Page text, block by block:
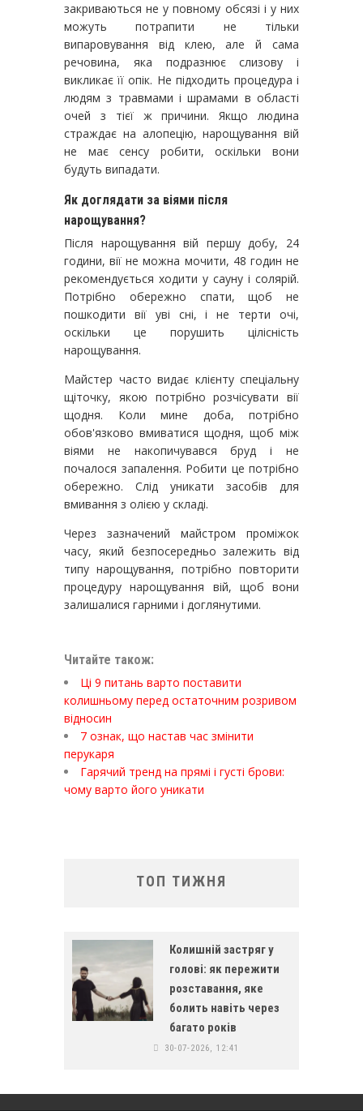
закриваються не у повному обсязі і у них
можуть потрапити не тільки
випаровування від клею, але й сама
речовина, яка подразнює слизову і
викликає її опік. Не підходить процедура і
людям з травмами і шрамами в області
очей з тієї ж причини. Якщо людина
страждає на алопецію, нарощування вій
не має сенсу робити, оскільки вони
будуть випадати.
Як доглядати за віями після
нарощування?
Після нарощування вій першу добу, 24
години, вії не можна мочити, 48 годин не
рекомендується ходити у сауну і солярій.
Потрібно обережно спати, щоб не
пошкодити вії уві сні, і не терти очі,
оскільки це порушить цілісність
нарощування.
Майстер часто видає клієнту спеціальну
щіточку, якою потрібно розчісувати вії
щодня. Коли мине доба, потрібно
обов'язково вмиватися щодня, щоб між
віями не накопичувався бруд і не
почалося запалення. Робити це потрібно
обережно. Слід уникати засобів для
вмивання з олією у складі.
Через зазначений майстром проміжок
часу, який безпосередньо залежить від
типу нарощування, потрібно повторити
процедуру нарощування вій, щоб вони
залишалися гарними і доглянутими.
Читайте також:
Ці 9 питань варто поставити
колишньому перед остаточним розривом
відносин
7 ознак, що настав час змінити
перукаря
Гарячий тренд на прямі і густі брови:
чому варто його уникати
ТОП ТИЖНЯ
Колишній застряг у
голові: як пережити
розставання, яке
болить навіть через
багато років
30-07-2026, 12:41